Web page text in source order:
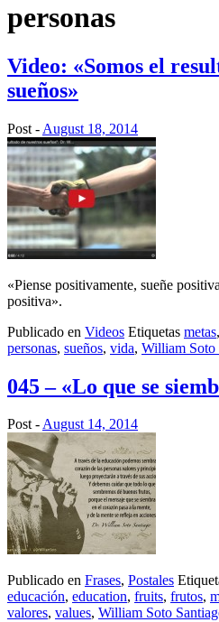
personas
Video: «Somos el
sueños»
Post - August 18, 2014
«Piense positivamente, sueñe
positiva».
Publicado en Videos Etiquetas metas,
personas, sueños, vida, William Soto
045 – «Lo que se
Post -August 14, 2014
Publicado en Frases, Postales
educación, education, fruits, frutos,
valores, values, William Soto